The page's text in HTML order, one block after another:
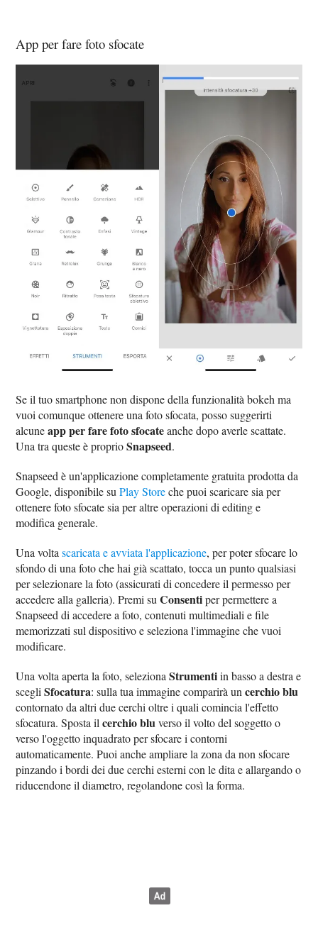
App per fare foto sfocate
Se il tuo smartphone non dispone della funzionalità bokeh ma
vuoi comunque ottenere una foto sfocata, posso suggerirti
alcuneapp per fare foto sfocateanche dopo averle scattate.
Una tra queste è proprioSnapseed.
Snapseed è un'applicazione completamente gratuita prodotta da
Google, disponibile suPlay Storeche puoi scaricare sia per
ottenere foto sfocate sia per altre operazioni di editing e
modifica generale.
Una voltascaricata e avviata l'applicazione, per poter sfocare lo
sfondo di una foto che hai già scattato, tocca un punto qualsiasi
per selezionare la foto (assicurati di concedere il permesso per
accedere alla galleria). Premi suConsentiper permettere a
Snapseed di accedere a foto, contenuti multimediali e file
memorizzati sul dispositivo e seleziona l'immagine che vuoi
modificare.
Una volta aperta la foto, selezionaStrumentiin basso a destra e
scegliSfocatura: sulla tua immagine comparirà uncerchio blu
contornato da altri due cerchi oltre i quali comincia l'effetto
sfocatura. Sposta ilcerchio bluverso il volto del soggetto o
verso l'oggetto inquadrato per sfocare i contorni
automaticamente. Puoi anche ampliare la zona da non sfocare
pinzando i bordi dei due cerchi esterni con le dita e allargando o
riducendone il diametro, regolandone così la forma.